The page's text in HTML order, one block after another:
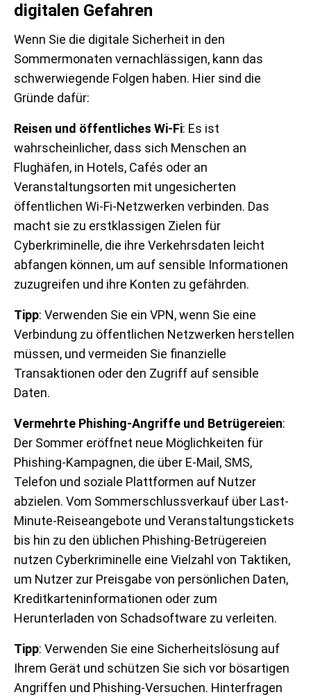
digitalen Gefahren
Wenn Sie die digitale Sicherheit in den
Sommermonaten vernachlässigen, kann das
schwerwiegende Folgen haben. Hier sind die
Gründe dafür:
Reisen und öffentliches Wi-Fi: Es ist
wahrscheinlicher, dass sich Menschen an
Flughäfen, in Hotels, Cafés oder an
Veranstaltungsorten mit ungesicherten
öffentlichen Wi-Fi-Netzwerken verbinden. Das
macht sie zu erstklassigen Zielen für
Cyberkriminelle, die ihre Verkehrsdaten leicht
abfangen können, um auf sensible Informationen
zuzugreifen und ihre Konten zu gefährden.
Tipp: Verwenden Sie ein VPN, wenn Sie eine
Verbindung zu öffentlichen Netzwerken herstellen
müssen, und vermeiden Sie finanzielle
Transaktionen oder den Zugriff auf sensible
Daten.
Vermehrte Phishing-Angriffe und Betrügereien:
Der Sommer eröffnet neue Möglichkeiten für
Phishing-Kampagnen, die über E-Mail, SMS,
Telefon und soziale Plattformen auf Nutzer
abzielen. Vom Sommerschlussverkauf über Last-
Minute-Reiseangebote und Veranstaltungstickets
bis hin zu den üblichen Phishing-Betrügereien
nutzen Cyberkriminelle eine Vielzahl von Taktiken,
um Nutzer zur Preisgabe von persönlichen Daten,
Kreditkarteninformationen oder zum
Herunterladen von Schadsoftware zu verleiten.
Tipp: Verwenden Sie eine Sicherheitslösung auf
Ihrem Gerät und schützen Sie sich vor bösartigen
Angriffen und Phishing-Versuchen. Hinterfragen